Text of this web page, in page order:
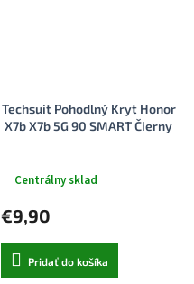
Techsuit Pohodlný Kryt Honor
X7b X7b 5G 90 SMART Čierny
Centrálny sklad
€9,90
Pridať do košíka